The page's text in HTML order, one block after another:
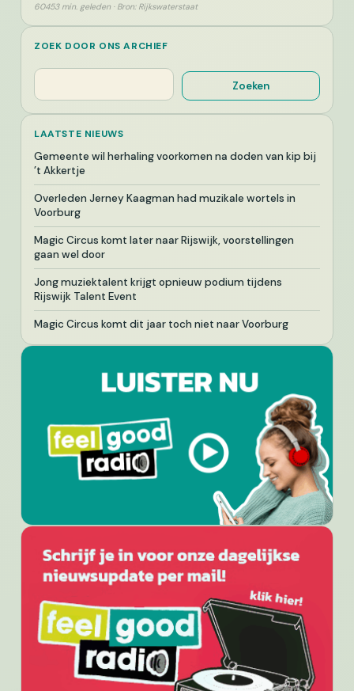
60453 min. geleden · Bron: Rijkswaterstaat
ZOEK DOOR ONS ARCHIEF
Zoeken
Zoeken
LAATSTE NIEUWS
Gemeente wil herhaling voorkomen na doden van kip bij
’t Akkertje
Overleden Jerney Kaagman had muzikale wortels in
Voorburg
Magic Circus komt later naar Rijswijk, voorstellingen
gaan wel door
Jong muziektalent krijgt opnieuw podium tijdens
Rijswijk Talent Event
Magic Circus komt dit jaar toch niet naar Voorburg